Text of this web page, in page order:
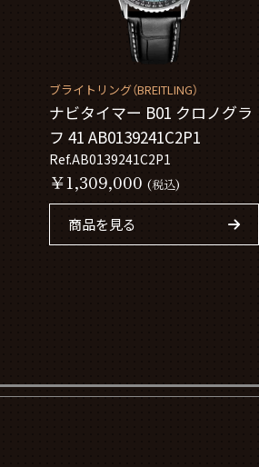
ブライトリング（BREITLING）
ナビタイマー B01 クロノグラ
フ 41 AB0139241C2P1
Ref.AB0139241C2P1
￥1,309,000 (税込)
商品を見る